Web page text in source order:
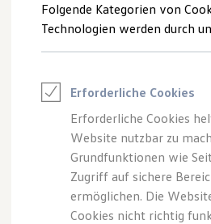
Saisonangebote
Reifenpakete
Leasing
Leasing-Angebote
Elektroauto Leasing
Kleinwagen-Leasing
Leasing ohne
Finanzierung
Autokredit mit
Versicherungen und
Kfz-Versicherung
Garantien
Verbrennungsmotor und Hybrid-
erklären Ihnen, wie Sie durch die
Hinweise auf den
Ihres Reifens verraten.
Folgende Kategorien von
Technologien werden durch
Erforderliche Cookies
Erforderliche Cookies
Website nutzbar zu
Grundfunktionen wie
Zugriff auf sichere
ermöglichen. Die
Cookies nicht richtig